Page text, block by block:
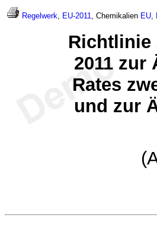
Regelwerk, EU-2011, Chemikalien EU,
Richtlinie
2011 zur
Rates
und zur